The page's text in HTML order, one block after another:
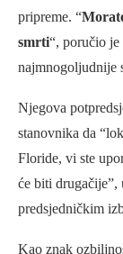
pripreme. “
smrti“, poručio je
najmnogoljudnije
Njegova
stanovnika da
Floride, vi ste
će biti drugačije”,
predsjedničkim
Kao znak